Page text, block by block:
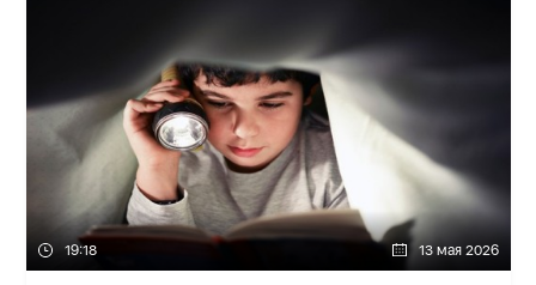
19:18 13 мая 2026